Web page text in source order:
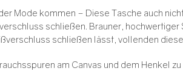
Mode kommen – Diese Tasche auch
schließen. Brauner,
schließen lässt, vollenden
am Canvas und dem Henkel